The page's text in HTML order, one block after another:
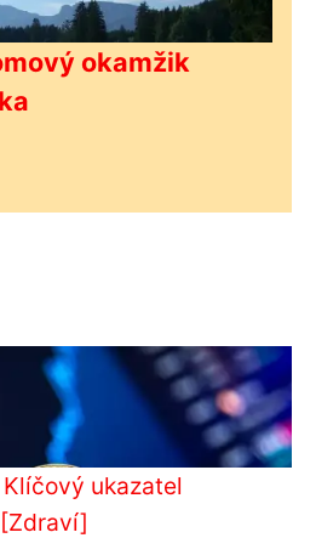
okamžik
ukazatel